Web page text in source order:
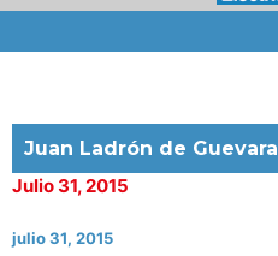
Juan Ladrón de Guevara
Julio 31, 2015
julio 31, 2015